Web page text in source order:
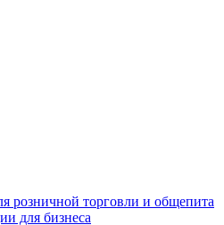
розничной торговли и общепита
для бизнеса